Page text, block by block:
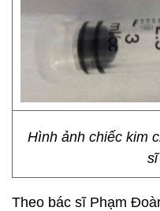
Hình ảnh chiếc kim
sĩ
Theo bác sĩ Phạm